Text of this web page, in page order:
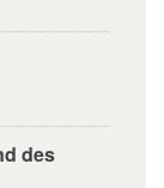
des